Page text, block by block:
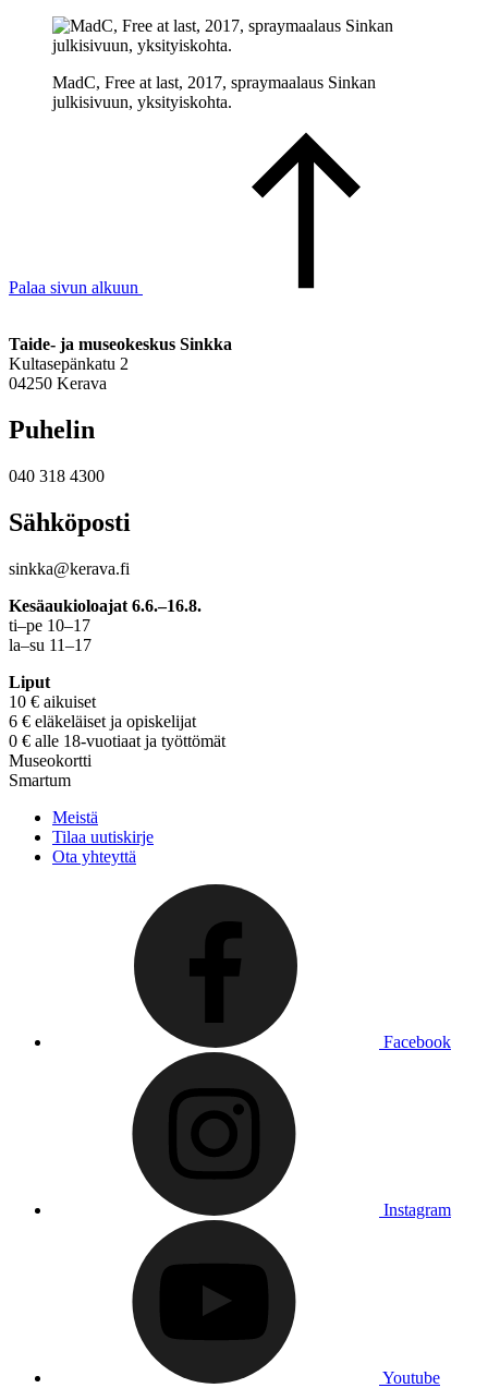
MadC, Free at last, 2017, spraymaalaus Sinkan
julkisivuun, yksityiskohta.
Palaa sivun alkuun
Taide- ja museokeskus Sinkka
Kultasepänkatu 2
04250 Kerava
Puhelin
040 318 4300
Sähköposti
sinkka@kerava.fi
Kesäaukioloajat 6.6.–16.8.
ti–pe 10–17
la–su 11–17
Liput
10 € aikuiset
6 € eläkeläiset ja opiskelijat
0 € alle 18-vuotiaat ja työttömät
Museokortti
Smartum
Meistä
Tilaa uutiskirje
Ota yhteyttä
Facebook
Instagram
Youtube